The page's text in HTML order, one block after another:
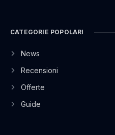
CATEGORIE POPOLARI
News
Recensioni
Offerte
Guide